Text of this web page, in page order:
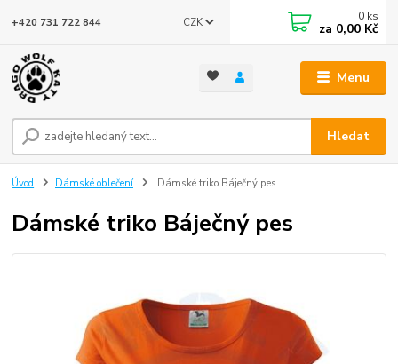
Menu
CZK
Hledat
+420 731 722 844 0 ks
za 0,00 Kč
Úvod Dámské oblečení Dámské triko Báječný pes
Dámské triko Báječný pes